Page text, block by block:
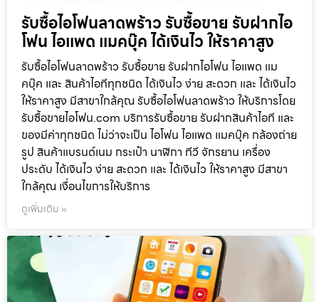
รับซื้อไอโฟนลาดพร้าว รับซื้อขาย รับฝากไอ
โฟน ไอแพด แมคบุ๊ค ได้เงินไว ให้ราคาสูง
รับซื้อไอโฟนลาดพร้าว รับซื้อขาย รับฝากไอโฟน ไอแพด แม
คบุ๊ค และ สินค้าไอทีทุกชนิด ได้เงินไว ง่าย สะดวก และ ได้เงินไว
ให้ราคาสูง มีสาขาใกล้คุณ รับซื้อไอโฟนลาดพร้าว ให้บริการโดย
รับซื้อขายไอโฟน.com บริการรับซื้อขาย รับฝากสินค้าไอที และ
ของมีค่าทุกชนิด ไม่ว่าจะเป็น ไอโฟน ไอแพด แมคบุ๊ค กล้องถ่าย
รูป สินค้าแบรนด์เนม กระเป๋า นาฬิกา ทีวี จักรยาน เครื่อง
ประดับ ได้เงินไว ง่าย สะดวก และ ได้เงินไว ให้ราคาสูง มีสาขา
ใกล้คุณ เงื่อนไขการให้บริการ
ดูเพิ่มเติม »